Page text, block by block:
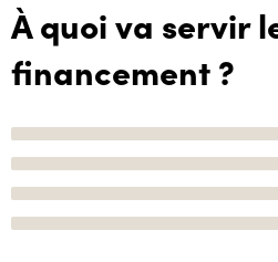
À quoi va servir
financement ?